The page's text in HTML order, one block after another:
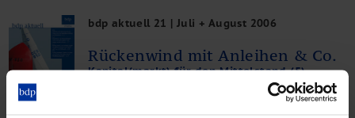
bdp aktuell 21 | Juli + August 2006
Rückenwind mit Anleihen & Co.
Kapital(markt) für den Mittelstand (5)